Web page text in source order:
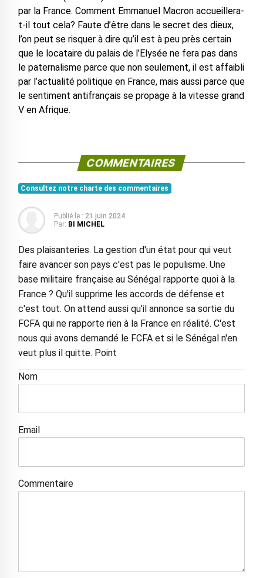
par la France. Comment Emmanuel Macron accueillera-
t-il tout cela? Faute d’être dans le secret des dieux,
l’on peut se risquer à dire qu’il est à peu près certain
que le locataire du palais de l’Elysée ne fera pas dans
le paternalisme parce que non seulement, il est affaibli
par l’actualité politique en France, mais aussi parce que
le sentiment antifrançais se propage à la vitesse grand
V en Afrique.
COMMENTAIRES
Consultez notre charte des commentaires
Publié le : 21 juin 2024
Par: BI MICHEL
Des plaisanteries. La gestion d'un état pour qui veut
faire avancer son pays c'est pas le populisme. Une
base militaire française au Sénégal rapporte quoi à la
France ? Qu'il supprime les accords de défense et
c'est tout. On attend aussi qu'il annonce sa sortie du
FCFA qui ne rapporte rien à la France en réalité. C'est
nous qui avons demandé le FCFA et si le Sénégal n'en
veut plus il quitte. Point
Nom
Email
Commentaire